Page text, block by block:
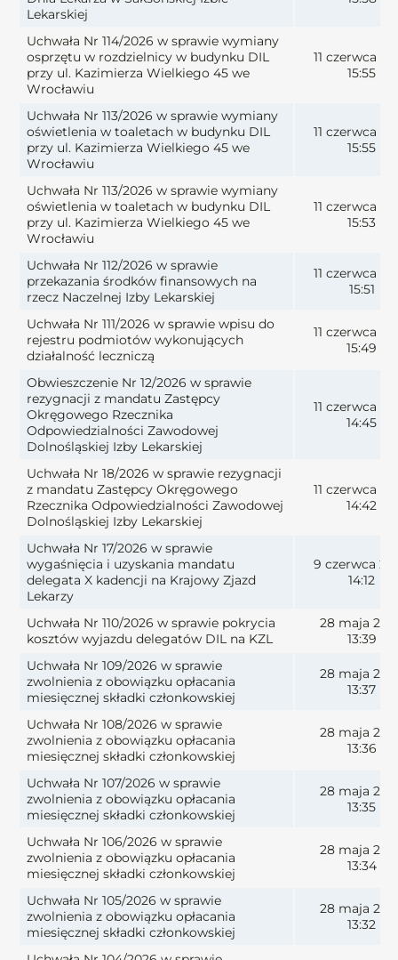
Lekarskiej
Uchwała Nr 114/2026 w sprawie wymiany
osprzętu w rozdzielnicy w budynku DIL
przy ul. Kazimierza Wielkiego 45 we
Wrocławiu
11 czerwca
15:55
Uchwała Nr 113/2026 w sprawie wymiany
oświetlenia w toaletach w budynku DIL
przy ul. Kazimierza Wielkiego 45 we
Wrocławiu
11 czerwca
15:55
Uchwała Nr 113/2026 w sprawie wymiany
oświetlenia w toaletach w budynku DIL
przy ul. Kazimierza Wielkiego 45 we
Wrocławiu
11 czerwca
15:53
Uchwała Nr 112/2026 w sprawie
przekazania środków finansowych na
rzecz Naczelnej Izby Lekarskiej
11 czerwca
15:51
Uchwała Nr 111/2026 w sprawie wpisu do
rejestru podmiotów wykonujących
działalność leczniczą
11 czerwca
15:49
Obwieszczenie Nr 12/2026 w sprawie
rezygnacji z mandatu Zastępcy
Okręgowego Rzecznika
Odpowiedzialności Zawodowej
Dolnośląskiej Izby Lekarskiej
11 czerwca
14:45
Uchwała Nr 18/2026 w sprawie rezygnacji
z mandatu Zastępcy Okręgowego
Rzecznika Odpowiedzialności Zawodowej
Dolnośląskiej Izby Lekarskiej
11 czerwca
14:42
Uchwała Nr 17/2026 w sprawie
wygaśnięcia i uzyskania mandatu
delegata X kadencji na Krajowy Zjazd
Lekarzy
9 czerwca
14:12
Uchwała Nr 110/2026 w sprawie pokrycia
kosztów wyjazdu delegatów DIL na KZL
28 maja
13:39
Uchwała Nr 109/2026 w sprawie
zwolnienia z obowiązku opłacania
miesięcznej składki członkowskiej
28 maja
13:37
Uchwała Nr 108/2026 w sprawie
zwolnienia z obowiązku opłacania
miesięcznej składki członkowskiej
28 maja
13:36
Uchwała Nr 107/2026 w sprawie
zwolnienia z obowiązku opłacania
miesięcznej składki członkowskiej
28 maja
13:35
Uchwała Nr 106/2026 w sprawie
zwolnienia z obowiązku opłacania
miesięcznej składki członkowskiej
28 maja
13:34
Uchwała Nr 105/2026 w sprawie
zwolnienia z obowiązku opłacania
miesięcznej składki członkowskiej
28 maja
13:32